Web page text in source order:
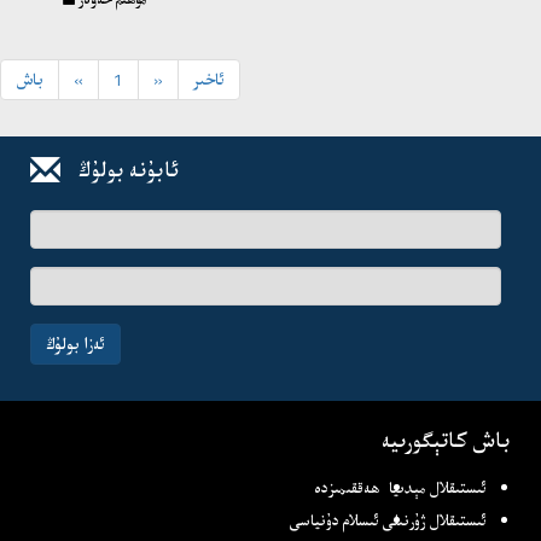
باش « 1 » ئاخىر
ئابۇنە بولۇڭ
ئىسىم-
فامىلىڭىز
ئېلخەت
ئادرىسىڭىز
ئەزا بولۇڭ
باش كاتېگورىيە
ئىستىقلال مېدىيا ھەققىمىزدە
ئىستىقلال ژۇرنىلى ئىسلام دۇنياسى